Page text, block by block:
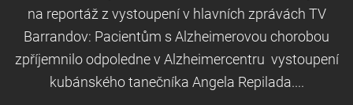
na reportáž z vystoupení v hlavních zprávách TV
Barrandov: Pacientům s Alzheimerovou chorobou
zpříjemnilo odpoledne v Alzheimercentru vystoupení
kubánského tanečníka Angela Repilada....